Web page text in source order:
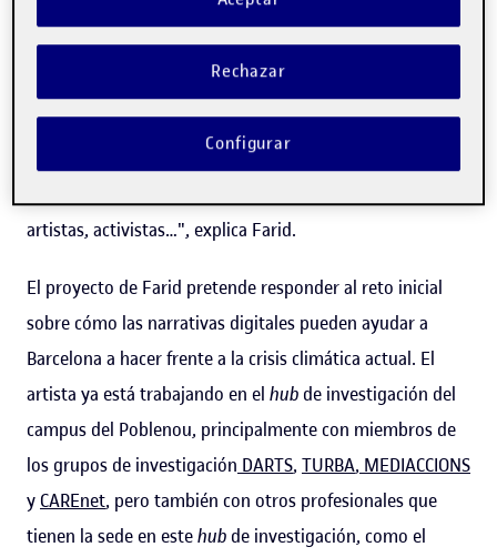
"Invisible Voice observa cómo las cosas externas, pasadas
por el filtro de la tecnología, influyen en la conciencia y la
para el proyecto en el que estoy trabajando porque me
dará acceso tanto a investigadores de la universidad
artistas, activistas…", explica Farid.
El proyecto de Farid pretende responder al reto inicial
sobre cómo las narrativas digitales pueden ayudar a
Barcelona a hacer frente a la crisis climática actual. El
artista ya está trabajando en el hub de investigación del
campus del Poblenou, principalmente con miembros de
los grupos de investigación DARTS, TURBA, MEDIACCIONS
y CAREnet, pero también con otros profesionales que
tienen la sede en estehub de investigación, como el
Rechazar
Configurar